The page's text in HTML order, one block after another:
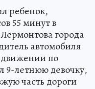
ребенок,
55 минут в
города
автомобиля
по
9-летнюю девочку,
часть дороги